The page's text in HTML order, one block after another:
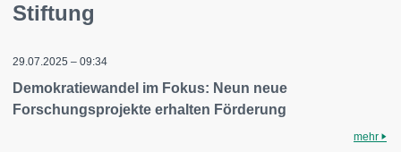
Stiftung
29.07.2025 – 09:34
Demokratiewandel im Fokus: Neun neue
Forschungsprojekte erhalten Förderung
mehr